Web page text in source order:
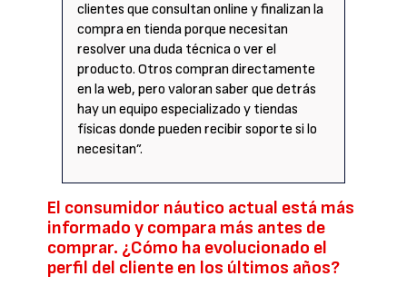
clientes que consultan online y finalizan la
compra en tienda porque necesitan
resolver una duda técnica o ver el
producto. Otros compran directamente
en la web, pero valoran saber que detrás
hay un equipo especializado y tiendas
físicas donde pueden recibir soporte si lo
necesitan”.
El consumidor náutico actual está más
informado y compara más antes de
comprar. ¿Cómo ha evolucionado el
perfil del cliente en los últimos años?